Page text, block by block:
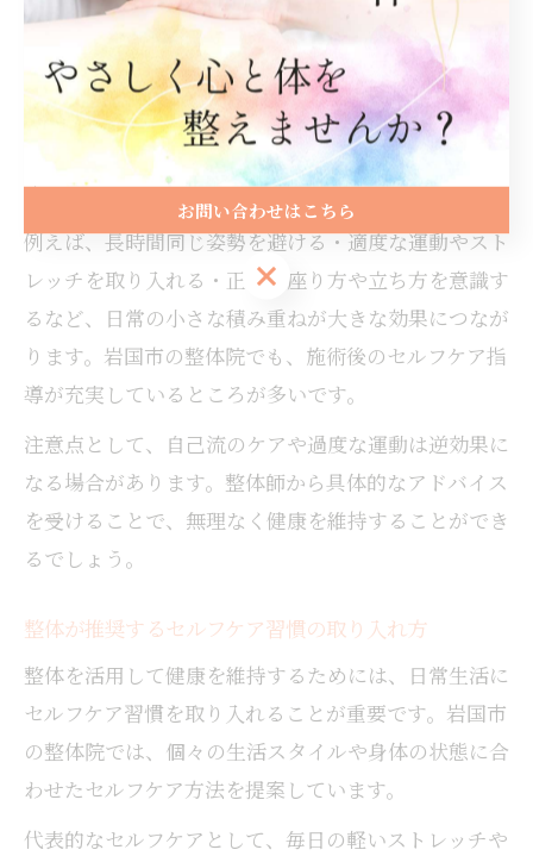
整体施術後の身体は一時的にバランスが整っています
が、その状態を維持するには日常ケアがとても重要で
す。施術だけでなく、普段の生活習慣を見直すこと
で、再び歪みや不調が起こるのを防ぐことができま
す。
例えば、長時間同じ姿勢を避ける・適度な運動やスト
レッチを取り入れる・正しい座り方や立ち方を意識す
るなど、日常の小さな積み重ねが大きな効果につなが
ります。岩国市の整体院でも、施術後のセルフケア指
導が充実しているところが多いです。
注意点として、自己流のケアや過度な運動は逆効果に
なる場合があります。整体師から具体的なアドバイス
を受けることで、無理なく健康を維持することができ
るでしょう。
整体が推奨するセルフケア習慣の取り入れ方
整体を活用して健康を維持するためには、日常生活に
セルフケア習慣を取り入れることが重要です。岩国市
の整体院では、個々の生活スタイルや身体の状態に合
わせたセルフケア方法を提案しています。
代表的なセルフケアとして、毎日の軽いストレッチや
お問い合わせはこちら
お問い合わせはこちら